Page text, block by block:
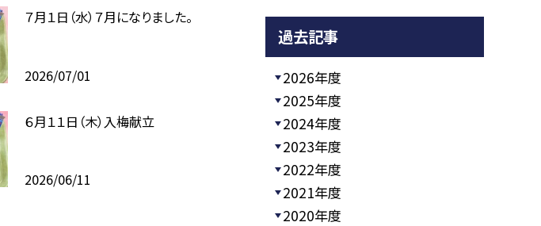
７月１日（水）７月になりました。
2026/07/01
６月１１日（木）入梅献立
2026/06/11
過去記事
2026年度
2025年度
2024年度
2023年度
2022年度
2021年度
2020年度